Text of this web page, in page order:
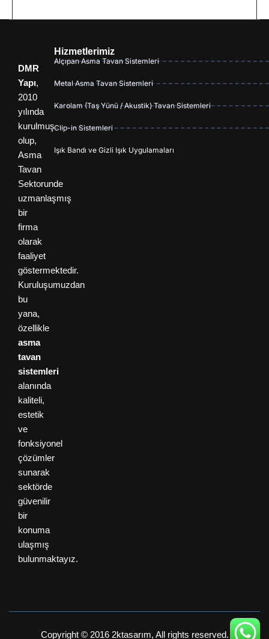
DMR
Yapı,
2010
yılında
kurulmuş
olup,
Asma
Tavan
Sektorunde
uzmanlaşmış
bir
firma
olarak
faaliyet
göstermektedir.
Kuruluşumuzdan
bu
yana,
özellikle
asma
tavan
sistemleri
alanında
kaliteli,
estetik
ve
fonksiyonel
çözümler
sunarak
sektörde
güvenilir
bir
konuma
ulaşmış
bulunmaktayız.
Hizmetlerimiz
Alçıpan Asma Tavan Sistemleri
Metal Asma Tavan Sistemleri
Karolam (Taş Yünü / Akustik) Tavan Sistemleri
Clip-in Sistemleri
Işık Bandı ve Gizli Işık Uygulamaları
Copyright © 2016 2ktasarım, All rights reserved.